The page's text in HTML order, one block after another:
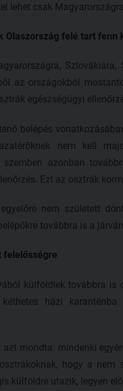
lehet csak
Olaszország felé tart fenn
az országokból
egészségügyi
belépés
nem kell
szemben azonban
Ezt az osztrák
nem született
továbbra is a
felelősségre
külföldiek továbbra is
kéthetes házi
azt mondta: mindenki
hogy a nem
külföldre utazik, legyen